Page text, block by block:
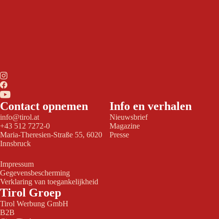
Contact opnemen
info@tirol.at
+43 512 7272-0
Maria-Theresien-Straße 55, 6020
Innsbruck
Impressum
Gegevensbescherming
Verklaring van toegankelijkheid
Info en verhalen
Nieuwsbrief
Magazine
Presse
Tirol Groep
Tirol Werbung GmbH
B2B